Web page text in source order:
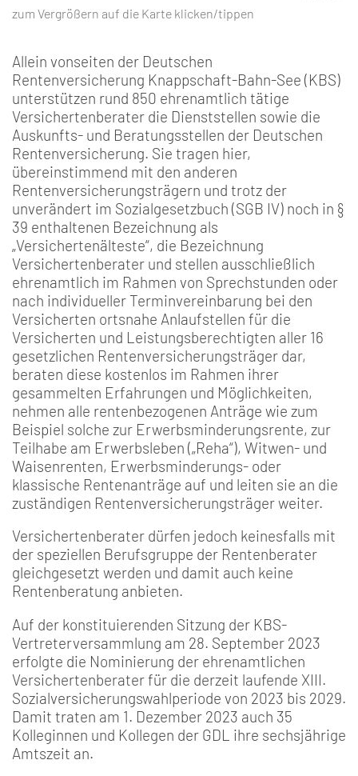
zum Vergrößern auf die Karte klicken/tippen
Allein vonseiten der Deutschen
Rentenversicherung Knappschaft-Bahn-See (KBS)
unterstützen rund 850 ehrenamtlich tätige
Versichertenberater die Dienststellen sowie die
Auskunfts- und Beratungsstellen der Deutschen
Rentenversicherung. Sie tragen hier,
übereinstimmend mit den anderen
Rentenversicherungsträgern und trotz der
unverändert im Sozialgesetzbuch (SGB IV) noch in §
39 enthaltenen Bezeichnung als
„Versichertenälteste“, die Bezeichnung
Versichertenberater und stellen ausschließlich
ehrenamtlich im Rahmen von Sprechstunden oder
nach individueller Terminvereinbarung bei den
Versicherten ortsnahe Anlaufstellen für die
Versicherten und Leistungsberechtigten aller 16
gesetzlichen Rentenversicherungsträger dar,
beraten diese kostenlos im Rahmen ihrer
gesammelten Erfahrungen und Möglichkeiten,
nehmen alle rentenbezogenen Anträge wie zum
Beispiel solche zur Erwerbsminderungsrente, zur
Teilhabe am Erwerbsleben („Reha“), Witwen- und
Waisenrenten, Erwerbsminderungs- oder
klassische Rentenanträge auf und leiten sie an die
zuständigen Rentenversicherungsträger weiter.
Versichertenberater dürfen jedoch keinesfalls mit
der speziellen Berufsgruppe der Rentenberater
gleichgesetzt werden und damit auch keine
Rentenberatung anbieten.
Auf der konstituierenden Sitzung der KBS-
Vertreterversammlung am 28. September 2023
erfolgte die Nominierung der ehrenamtlichen
Versichertenberater für die derzeit laufende XIII.
Sozialversicherungswahlperiode von 2023 bis 2029.
Damit traten am 1. Dezember 2023 auch 35
Kolleginnen und Kollegen der GDL ihre sechsjährige
Amtszeit an.